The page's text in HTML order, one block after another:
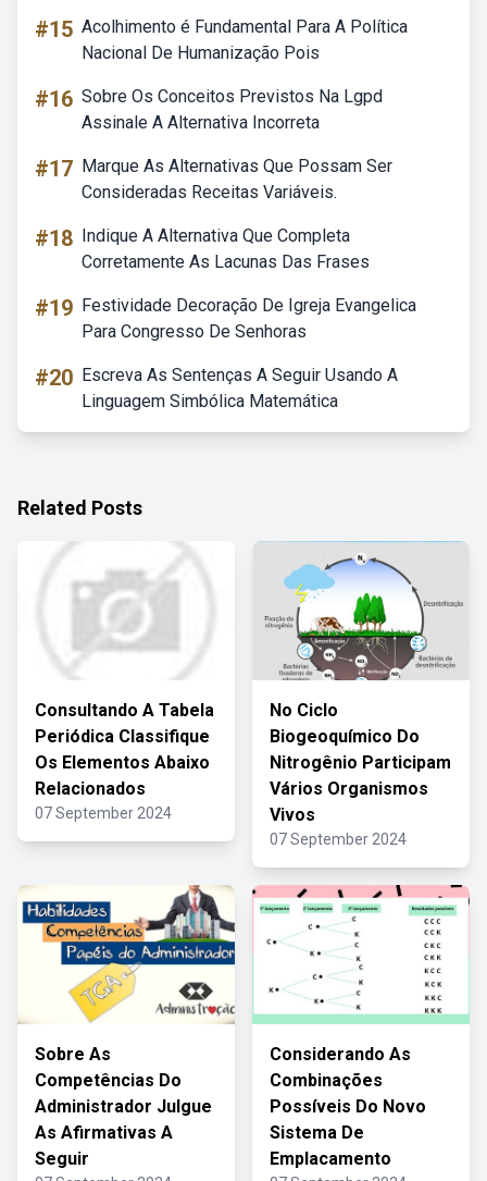
#15 Acolhimento é Fundamental Para A Política
Nacional De Humanização Pois
#16 Sobre Os Conceitos Previstos Na Lgpd
Assinale A Alternativa Incorreta
#17 Marque As Alternativas Que Possam Ser
Consideradas Receitas Variáveis.
#18 Indique A Alternativa Que Completa
Corretamente As Lacunas Das Frases
#19 Festividade Decoração De Igreja Evangelica
Para Congresso De Senhoras
#20 Escreva As Sentenças A Seguir Usando A
Linguagem Simbólica Matemática
Related Posts
Consultando A Tabela
Periódica Classifique
Os Elementos Abaixo
Relacionados
07 September 2024
No Ciclo
Biogeoquímico Do
Nitrogênio Participam
Vários Organismos
Vivos
07 September 2024
Sobre As
Competências Do
Administrador Julgue
As Afirmativas A
Seguir
Considerando As
Combinações
Possíveis Do Novo
Sistema De
Emplacamento